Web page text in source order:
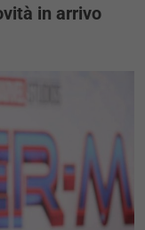
in arrivo